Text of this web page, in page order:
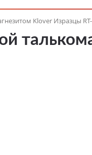
Klover Изразцы RT-